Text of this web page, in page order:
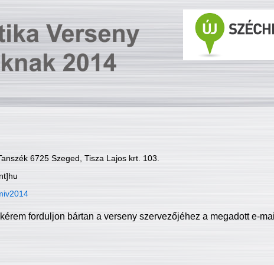
6725 Szeged, Tisza Lajos krt. 103.
forduljon bártan a verseny szervezőjéhez a megadott e-